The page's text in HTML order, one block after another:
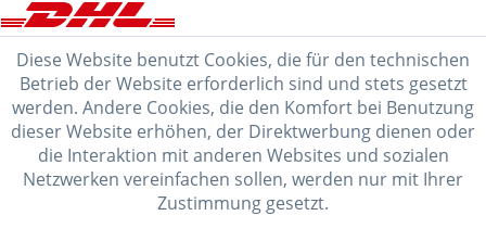
Diese Website benutzt Cookies, die für den technischen
Betrieb der Website erforderlich sind und stets gesetzt
werden. Andere Cookies, die den Komfort bei Benutzung
dieser Website erhöhen, der Direktwerbung dienen oder
die Interaktion mit anderen Websites und sozialen
Netzwerken vereinfachen sollen, werden nur mit Ihrer
Zustimmung gesetzt.